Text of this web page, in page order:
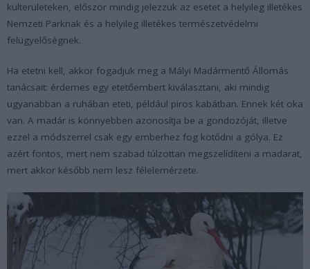
külterületeken, először mindig jelezzük az esetet a helyileg illetékes
Nemzeti Parknak és a helyileg illetékes természetvédelmi
felügyelőségnek.
Ha etetni kell, akkor fogadjuk meg a Mályi Madármentő Állomás
tanácsait: érdemes egy etetőembert kiválasztani, aki mindig
ugyanabban a ruhában eteti, például piros kabátban. Ennek két oka
van. A madár is könnyebben azonosítja be a gondozóját, illetve
ezzel a módszerrel csak egy emberhez fog kötődni a gólya. Ez
azért fontos, mert nem szabad túlzottan megszelídíteni a madarat,
mert akkor később nem lesz félelemérzete.